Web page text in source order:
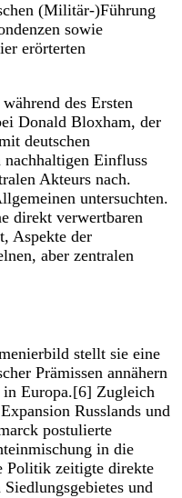
(Militär-)Führung
sowie
erörterten
des Ersten
Donald Bloxham, der
deutschen
Einfluss
Akteurs nach.
untersuchten.
direkt verwertbaren
Aspekte der
aber zentralen
stellt sie eine
Prämissen annähern
in Europa.[6] Zugleich
Russlands und
postulierte
in die
Politik zeitigte direkte
und